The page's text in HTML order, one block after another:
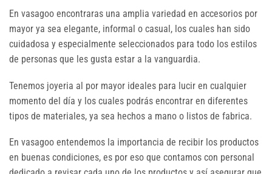
En vasagoo encontraras una amplia variedad en accesorios por
mayor ya sea elegante, informal o casual, los cuales han sido
cuidadosa y especialmente seleccionados para todo los estilos
de personas que les gusta estar a la vanguardia.
Tenemos joyeria al por mayor ideales para lucir en cualquier
momento del día y los cuales podrás encontrar en diferentes
tipos de materiales, ya sea hechos a mano o listos de fabrica.
En vasagoo entendemos la importancia de recibir los productos
en buenas condiciones, es por eso que contamos con personal